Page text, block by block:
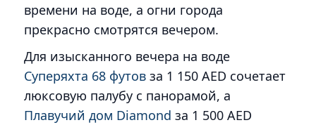
времени на воде, а огни города
прекрасно смотрятся вечером.
Для изысканного вечера на воде
Суперяхта 68 футов за 1 150 AED сочетает
люксовую палубу с панорамой, а
Плавучий дом Diamond за 1 500 AED